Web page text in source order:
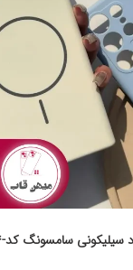
سیلیکونی سامسونگ کد-۱۱۹۵۷۴